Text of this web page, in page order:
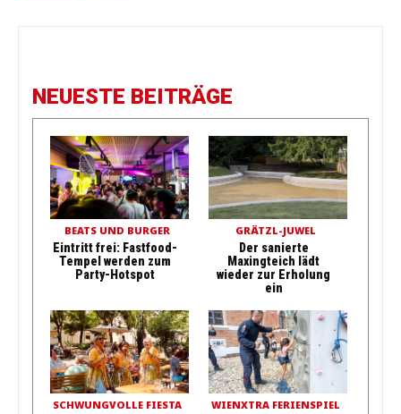
NEUESTE BEITRÄGE
BEATS UND BURGER
Eintritt frei: Fastfood-
Tempel werden zum
Party-Hotspot
GRÄTZL-JUWEL
Der sanierte
Maxingteich lädt
wieder zur Erholung
ein
SCHWUNGVOLLE FIESTA WIENXTRA FERIENSPIEL